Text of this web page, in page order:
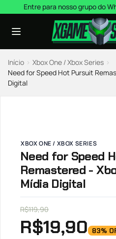
Pular para o conteúdo
Entre para nosso grupo do
Início › Xbox One / Xbox Series ›
Need for Speed Hot Pursuit
Digital
XBOX ONE / XBOX SERIES
Need for Speed
Remastered -
Mídia Digital
R$119,90
R$19,90 83%